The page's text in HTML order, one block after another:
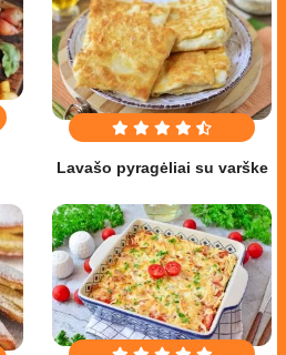
Lavašo pyragėliai su varške